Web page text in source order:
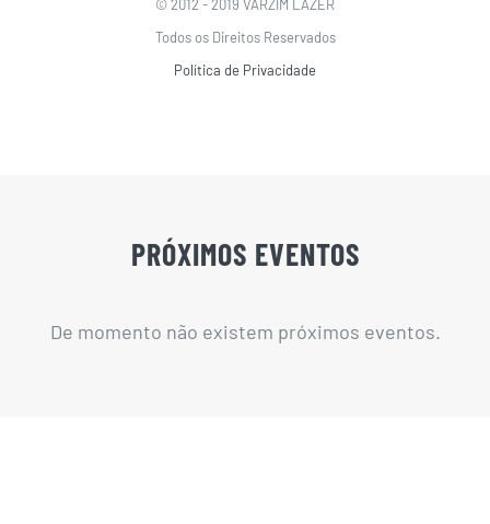
© 2012 - 2019 VARZIM LAZER
Todos os Direitos Reservados
Política de Privacidade
PRÓXIMOS EVENTOS
De momento não existem próximos eventos.